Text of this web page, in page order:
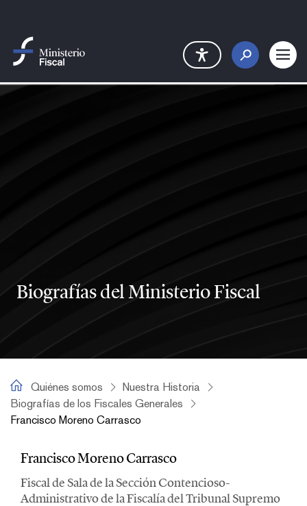
Biografías del Ministerio Fiscal
Francisco Moreno Carrasco
Quiénes somos
Nuestra Historia
Biografías de los Fiscales Generales
Francisco Moreno Carrasco
Francisco Moreno Carrasco
Francisco Moreno Carrasco
Fiscal de Sala de la Sección Contencioso-
Administrativo de la Fiscalía del Tribunal Supremo